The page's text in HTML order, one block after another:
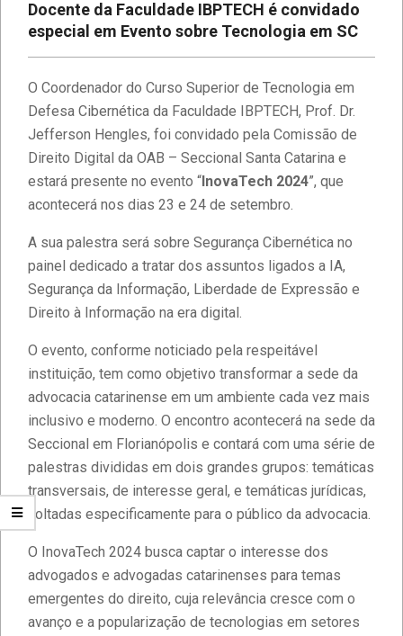
Docente da Faculdade IBPTECH é convidado
especial em Evento sobre Tecnologia em SC
O Coordenador do Curso Superior de Tecnologia em
Defesa Cibernética da Faculdade IBPTECH, Prof. Dr.
Jefferson Hengles, foi convidado pela Comissão de
Direito Digital da OAB – Seccional Santa Catarina e
estará presente no evento “ InovaTech 2024”, que
acontecerá nos dias 23 e 24 de setembro.
A sua palestra será sobre Segurança Cibernética no
painel dedicado a tratar dos assuntos ligados a IA,
Segurança da Informação, Liberdade de Expressão e
Direito à Informação na era digital.
O evento, conforme noticiado pela respeitável
instituição, tem como objetivo transformar a sede da
advocacia catarinense em um ambiente cada vez mais
inclusivo e moderno. O encontro acontecerá na sede da
Seccional em Florianópolis e contará com uma série de
palestras divididas em dois grandes grupos: temáticas
transversais, de interesse geral, e temáticas jurídicas,
voltadas especificamente para o público da advocacia.
O InovaTech 2024 busca captar o interesse dos
advogados e advogadas catarinenses para temas
emergentes do direito, cuja relevância cresce com o
avanço e a popularização de tecnologias em setores